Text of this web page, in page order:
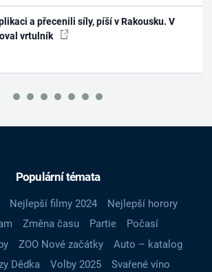
a přecenili síly, píší v Rakousku. V
vrtulník
Populární témata
Nejlepší filmy 2024
Nejlepší horory
Změna času Partie
Počasí
ZOO Nové začátky
Auto – katalog
Dědka
Volby 2025
Svařené víno